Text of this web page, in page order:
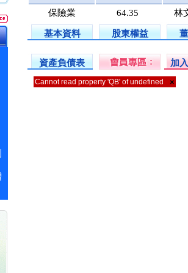
保險業 64.35 林
基本資料 股東權益
資產負債表 加
Cannot read property 'QB' of undefined ×